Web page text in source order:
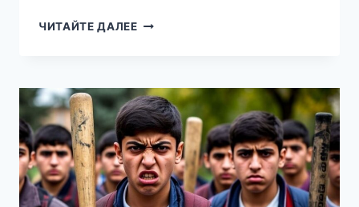
ЧИТАЙТЕ ДАЛЕЕ«НЕ
МИГРАНТ-
НАЦИСТ
ПЫТАЕТСЯ
ВЕРНУТЬ
ГРАЖДАНСТВО
РФ,
ЧТОБЫ